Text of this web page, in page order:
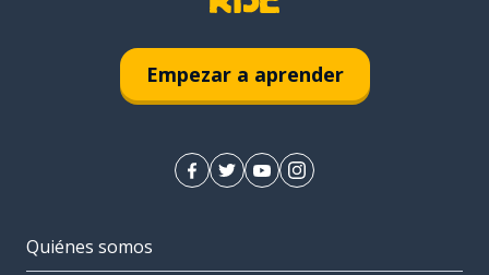
Empezar a aprender
Quiénes somos